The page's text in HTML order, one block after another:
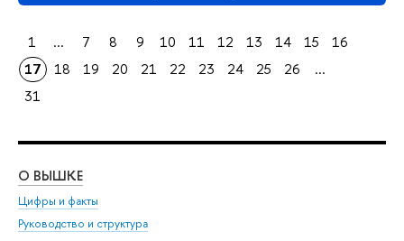
1 ... 7 8 9 10 11 12 13 14 15
16
17
18 19 20 21 22 23 24 25 26
...
31
О ВЫШКЕ
Цифры и факты
Руководство и структура